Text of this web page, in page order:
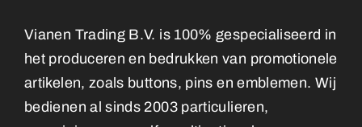
Vianen Trading B.V. is 100% gespecialiseerd in
het produceren en bedrukken van promotionele
artikelen, zoals buttons, pins en emblemen. Wij
bedienen al sinds 2003 particulieren,